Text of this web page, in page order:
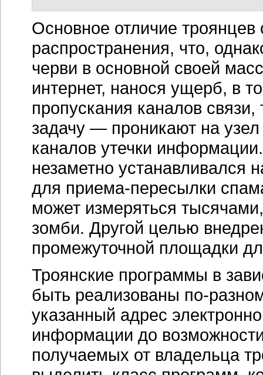
Основное отличие
распространения, что,
черви в основной своей
интернет, нанося ущерб, в
пропускания каналов
задачу — проникают на
каналов утечки
незаметно устанавливался
для приема-пересылки
может измеряться
зомби. Другой целью
промежуточной площадки
Троянские программы в
быть реализованы по-
указанный адрес
информации до
получаемых от владельца